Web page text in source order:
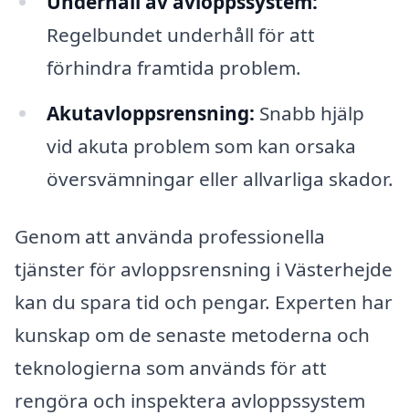
Regelbundet underhåll för att
förhindra framtida problem.
Akutavloppsrensning: Snabb hjälp
vid akuta problem som kan orsaka
översvämningar eller allvarliga skador.
Genom att använda professionella
tjänster för avloppsrensning i Västerhejde
kan du spara tid och pengar. Experten har
kunskap om de senaste metoderna och
teknologierna som används för att
rengöra och inspektera avloppssystem